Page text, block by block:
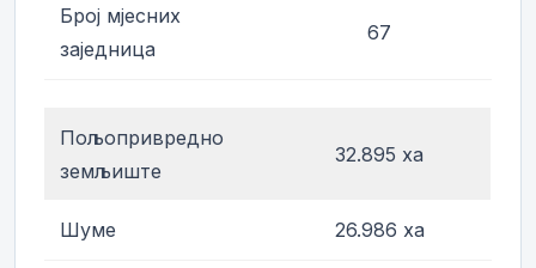
Број мјесних
заједница
67
Пољопривредно
земљиште
32.895 ха
Шуме 26.986 ха